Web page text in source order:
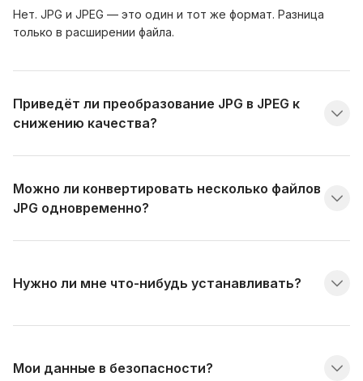
Нет. JPG и JPEG — это один и тот же формат. Разница
только в расширении файла.
Приведёт ли преобразование JPG в JPEG к
снижению качества?
Можно ли конвертировать несколько файлов
JPG одновременно?
Нужно ли мне что-нибудь устанавливать?
Мои данные в безопасности?